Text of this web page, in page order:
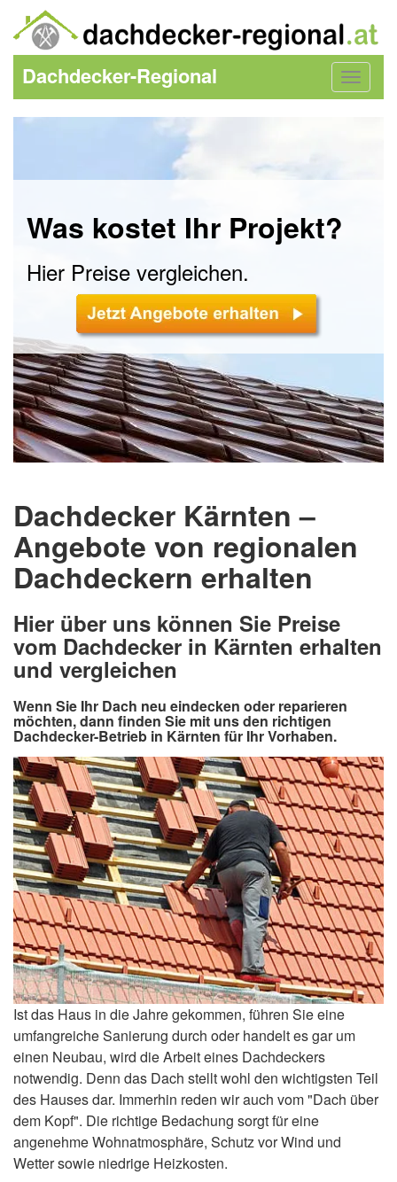
Toggle
Dachdecker-Regional
Was kostet Ihr Projekt?
Hier Preise vergleichen.
Dachdecker Kärnten –
Angebote von regionalen
Dachdeckern erhalten
Hier über uns können Sie Preise
vom Dachdecker in Kärnten erhalten
und vergleichen
Wenn Sie Ihr Dach neu eindecken oder reparieren
möchten, dann finden Sie mit uns den richtigen
Dachdecker-Betrieb in Kärnten für Ihr Vorhaben.
Ist das Haus in die Jahre gekommen, führen Sie eine
umfangreiche Sanierung durch oder handelt es gar um
einen Neubau, wird die Arbeit eines Dachdeckers
notwendig. Denn das Dach stellt wohl den wichtigsten Teil
des Hauses dar. Immerhin reden wir auch vom "Dach über
dem Kopf". Die richtige Bedachung sorgt für eine
angenehme Wohnatmosphäre, Schutz vor Wind und
Wetter sowie niedrige Heizkosten.